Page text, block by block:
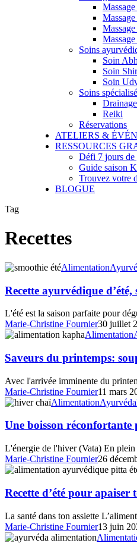
Soins
Soin
Soin
Soin
Soins
Reiki
Réservations
ATELIERS &
RESSOURCES
Défi 7 jours de
Guide saison
Trouvez votre
BLOGUE
Tag
Recettes
Recette
d’été,
smoothie
rafraîchissant
concombre
et
baies
Alimentation
Recette ayurvédique
L'été est la saison parfaite pour
Marie-Christine Fournier30 juillet
Saveurs
printemps:
soupe
au
cresson
et
asperges
Alimentation
Saveurs du printemps:
Avec l'arrivée imminente du
Marie-Christine Fournier11 mars
Une
réconfortante
les
journées
d’hiver
AlimentationAyurvéda
Une boisson réconfortante
L'énergie de l'hiver (Vata) En
Marie-Christine Fournier26
Recette
pour
apaiser
ton
feu
digestif
Recette d’été pour apaiser
La santé dans ton assiette
Marie-Christine Fournier13 juin
Rehausser